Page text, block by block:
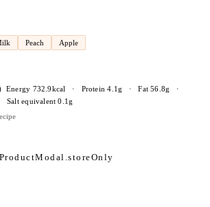
Peach Apple
Energy 732.9kcal ・ Protein 4.1g ・ Fat 56.8g
・
Salt equivalent 0.1g
ProductModal.storeOnly